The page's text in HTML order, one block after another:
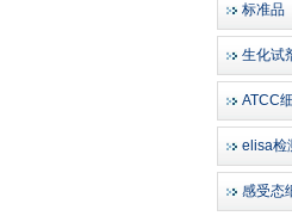
标准品
生化试
ATCC
elisa检
感受态